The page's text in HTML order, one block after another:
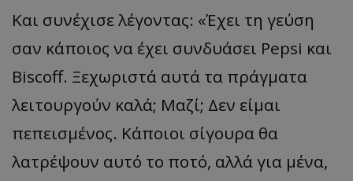
Και συνέχισε λέγοντας: «Έχει τη γεύση
σαν κάποιος να έχει συνδυάσει Pepsi και
Biscoff. Ξεχωριστά αυτά τα πράγματα
λειτουργούν καλά; Μαζί; Δεν είμαι
πεπεισμένος. Κάποιοι σίγουρα θα
λατρέψουν αυτό το ποτό, αλλά για μένα,